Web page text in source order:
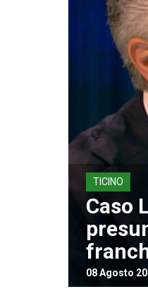
TICINO
Caso
08 Agosto